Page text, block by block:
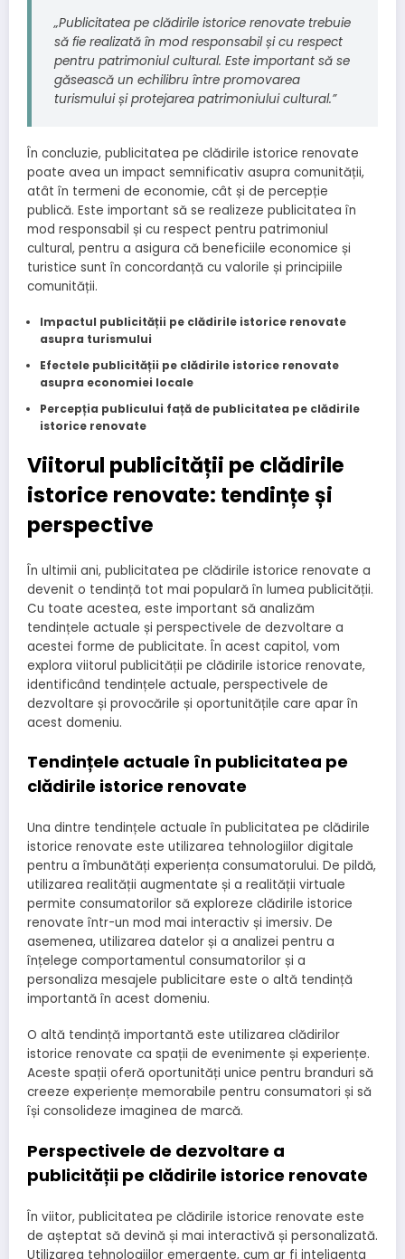
„Publicitatea pe clădirile istorice renovate trebuie
să fie realizată în mod responsabil și cu respect
pentru patrimoniul cultural. Este important să se
găsească un echilibru între promovarea
turismului și protejarea patrimoniului cultural.”
În concluzie, publicitatea pe clădirile istorice renovate
poate avea un impact semnificativ asupra comunității,
atât în termeni de economie, cât și de percepție
publică. Este important să se realizeze publicitatea în
mod responsabil și cu respect pentru patrimoniul
cultural, pentru a asigura că beneficiile economice și
turistice sunt în concordanță cu valorile și principiile
comunității.
Impactul publicității pe clădirile istorice renovate
asupra turismului
Efectele publicității pe clădirile istorice renovate
asupra economiei locale
Percepția publicului față de publicitatea pe clădirile
istorice renovate
Viitorul publicității pe clădirile
istorice renovate: tendințe și
perspective
În ultimii ani, publicitatea pe clădirile istorice renovate a
devenit o tendință tot mai populară în lumea publicității.
Cu toate acestea, este important să analizăm
tendințele actuale și perspectivele de dezvoltare a
acestei forme de publicitate. În acest capitol, vom
explora viitorul publicității pe clădirile istorice renovate,
identificând tendințele actuale, perspectivele de
dezvoltare și provocările și oportunitățile care apar în
acest domeniu.
Tendințele actuale în publicitatea pe
clădirile istorice renovate
Una dintre tendințele actuale în publicitatea pe clădirile
istorice renovate este utilizarea tehnologiilor digitale
pentru a îmbunătăți experiența consumatorului. De pildă,
utilizarea realității augmentate și a realității virtuale
permite consumatorilor să exploreze clădirile istorice
renovate într-un mod mai interactiv și imersiv. De
asemenea, utilizarea datelor și a analizei pentru a
înțelege comportamentul consumatorilor și a
personaliza mesajele publicitare este o altă tendință
importantă în acest domeniu.
O altă tendință importantă este utilizarea clădirilor
istorice renovate ca spații de evenimente și experiențe.
Aceste spații oferă oportunități unice pentru branduri să
creeze experiențe memorabile pentru consumatori și să
își consolideze imaginea de marcă.
Perspectivele de dezvoltare a
publicității pe clădirile istorice renovate
În viitor, publicitatea pe clădirile istorice renovate este
de așteptat să devină și mai interactivă și personalizată.
Utilizarea tehnologiilor emergente, cum ar fi inteligența